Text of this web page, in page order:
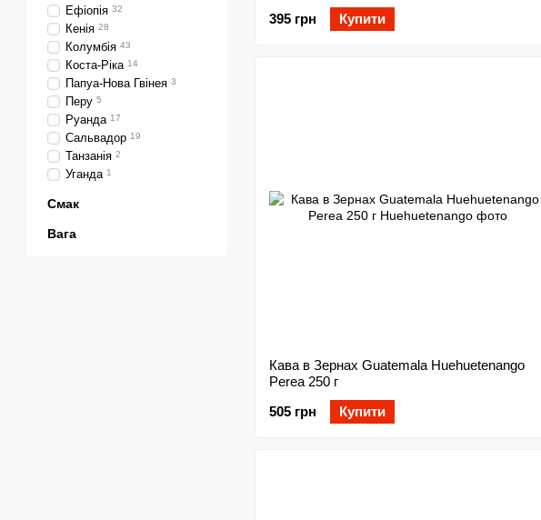
395 грн Купити
Кава в Зернах Guatemala Huehuetenango
Perea 250 г
505 грн
Купити
Ефіопія 32
Кенія 28
Колумбія 43
Коста-Ріка 14
Папуа-Нова Гвінея 3
Перу 5
Руанда 17
Сальвадор 19
Танзанія 2
Уганда 1
Смак
Вага